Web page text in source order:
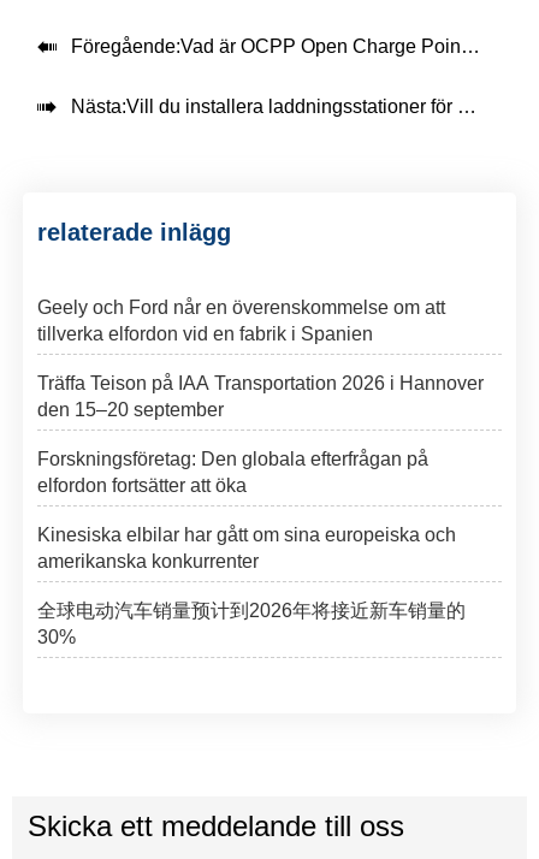
 Föregående:Vad är OCPP Open Charge Point Protocol? OCPP är den hemliga ingrediensen för framgång med elbilsladdning
 Nästa:Vill du installera laddningsstationer för elfordon på ditt hotell?
relaterade inlägg
Geely och Ford når en överenskommelse om att
tillverka elfordon vid en fabrik i Spanien
Träffa Teison på IAA Transportation 2026 i Hannover
den 15–20 september
Forskningsföretag: Den globala efterfrågan på
elfordon fortsätter att öka
Kinesiska elbilar har gått om sina europeiska och
amerikanska konkurrenter
全球电动汽车销量预计到2026年将接近新车销量的
30%
Skicka ett meddelande till oss